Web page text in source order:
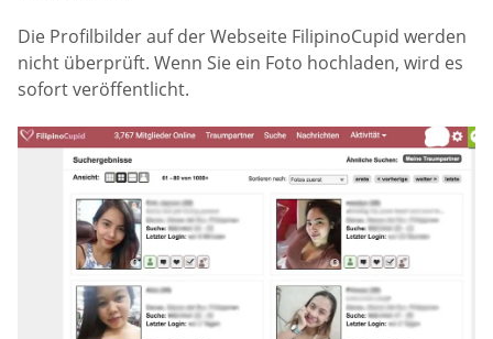
Die Profilbilder auf der Webseite FilipinoCupid werden
nicht überprüft. Wenn Sie ein Foto hochladen, wird es
sofort veröffentlicht.